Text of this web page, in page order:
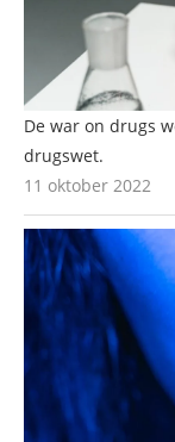
De war on drugs
drugswet.
11 oktober 2022